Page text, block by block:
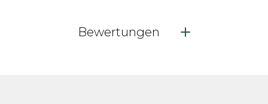
Bewertungen